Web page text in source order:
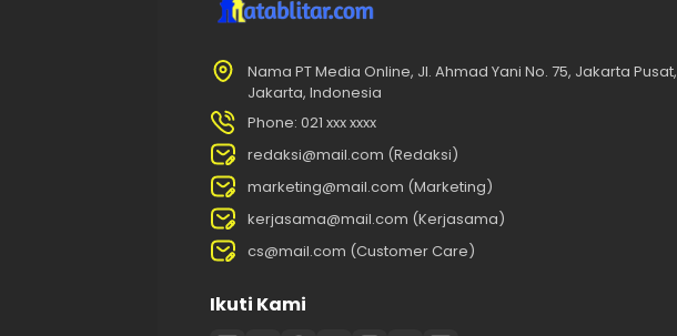
Nama PT Media Online, Jl. Ahmad Yani No. 75, Jakarta Pusat,
Jakarta, Indonesia
Phone: 021 xxx xxxx
redaksi@mail.com (Redaksi)
marketing@mail.com (Marketing)
kerjasama@mail.com (Kerjasama)
cs@mail.com (Customer Care)
Ikuti Kami